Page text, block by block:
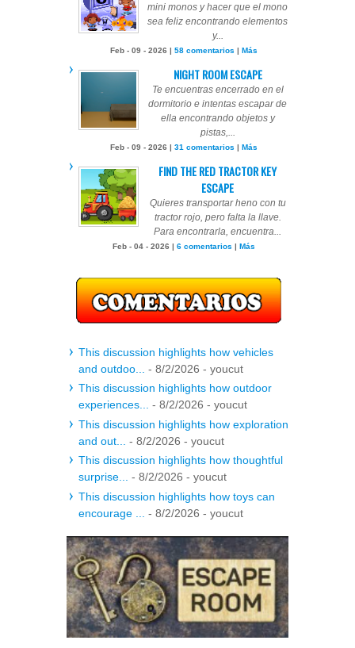
mini monos y hacer que el mono
sea feliz encontrando elementos
y...
Feb - 09 - 2026 | 58 comentarios | Más
NIGHT ROOM ESCAPE
Te encuentras encerrado en el
dormitorio e intentas escapar de
ella encontrando objetos y
pistas,...
Feb - 09 - 2026 | 31 comentarios | Más
FIND THE RED TRACTOR KEY
ESCAPE
Quieres transportar heno con tu
tractor rojo, pero falta la llave.
Para encontrarla, encuentra...
Feb - 04 - 2026 | 6 comentarios | Más
This discussion highlights how vehicles
and outdoo...
- 8/2/2026 - youcut
This discussion highlights how outdoor
experiences... - 8/2/2026 - youcut
This discussion highlights how exploration
and out...
- 8/2/2026 - youcut
This discussion highlights how thoughtful
surprise... - 8/2/2026 - youcut
This discussion highlights how toys can
encourage ...
- 8/2/2026 - youcut